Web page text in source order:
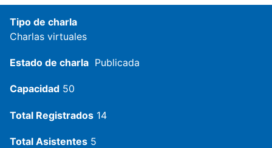
Tipo de charla
Charlas virtuales
Estado de charla Publicada
Capacidad 50
Total Registrados 14
Total Asistentes 5